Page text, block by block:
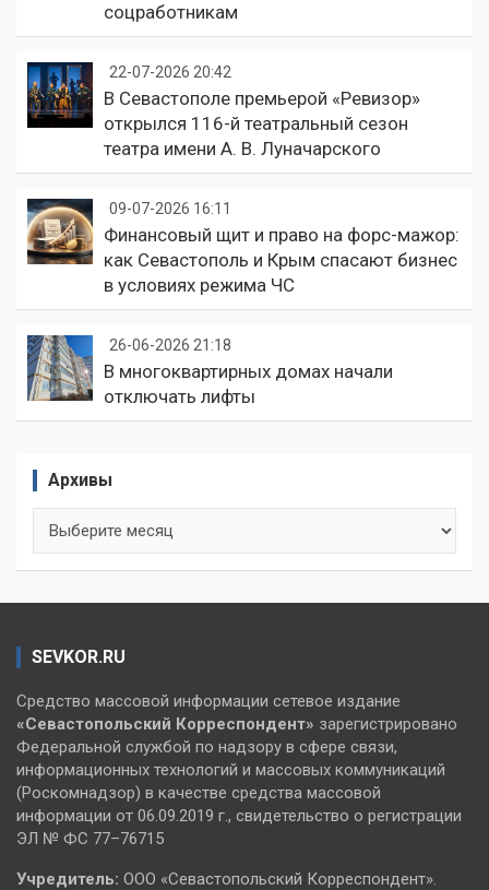
соцработникам
22-07-2026 20:42
В Севастополе премьерой «Ревизор»
открылся 116-й театральный сезон
театра имени А. В. Луначарского
09-07-2026 16:11
Финансовый щит и право на форс-мажор:
как Севастополь и Крым спасают бизнес
в условиях режима ЧС
26-06-2026 21:18
В многоквартирных домах начали
отключать лифты
Архивы
SEVKOR.RU
Средство массовой информации сетевое издание
«Севастопольский Корреспондент» зарегистрировано
Федеральной службой по надзору в сфере связи,
информационных технологий и массовых коммуникаций
(Роскомнадзор) в качестве средства массовой
информации от 06.09.2019 г., свидетельство о регистрации
ЭЛ № ФС 77–76715
Учредитель: ООО «Севастопольский Корреспондент».